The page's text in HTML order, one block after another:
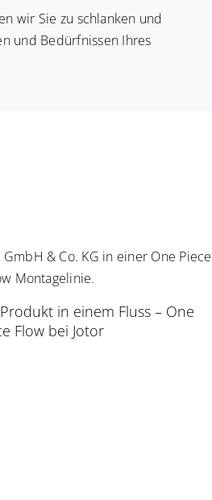
wir Sie zu schlanken und
und Bedürfnissen Ihres
in einem Fluss – One
Flow bei Jotor